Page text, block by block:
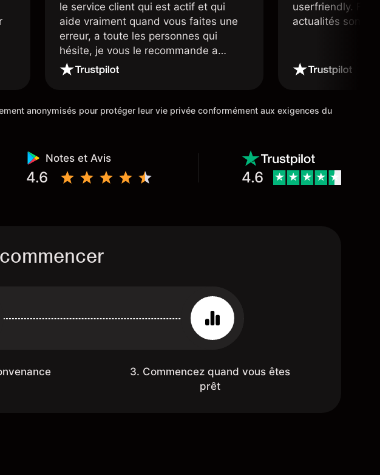
le service client qui est actif et qui
aide vraiment quand vous faites une
erreur, a toute les personnes qui
hésite, je vous le recommande a
100%. Un courtier très fiable et digne
userfriendly.
actualités sont
anonymisés pour protéger leur vie privée conformément aux exigences du
Notes et Avis
4.6 4.6
3. Commencez quand vous êtes
prêt